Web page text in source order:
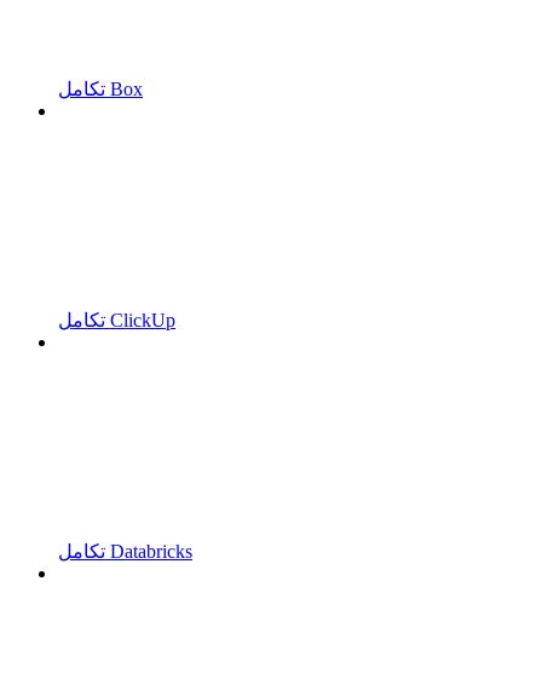
تكامل Box
تكامل ClickUp
تكامل Databricks